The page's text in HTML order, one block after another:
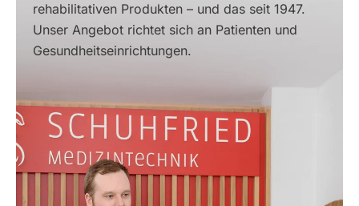
rehabilitativen Produkten – und das seit 1947.
Unser Angebot richtet sich an Patienten und
Gesundheitseinrichtungen.